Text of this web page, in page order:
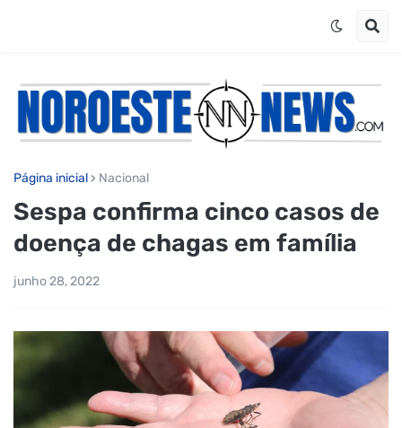
Página inicial Nacional
Sespa confirma cinco casos de
doença de chagas em família
junho 28, 2022